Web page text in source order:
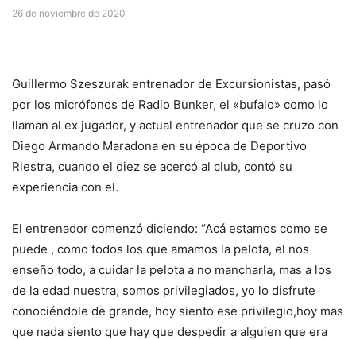
26 de noviembre de 2020
Guillermo Szeszurak entrenador de Excursionistas, pasó
por los micrófonos de Radio Bunker, el «bufalo» como lo
llaman al ex jugador, y actual entrenador que se cruzo con
Diego Armando Maradona en su época de Deportivo
Riestra, cuando el diez se acercó al club, contó su
experiencia con el.
El entrenador comenzó diciendo: “Acá estamos como se
puede , como todos los que amamos la pelota, el nos
enseño todo, a cuidar la pelota a no mancharla, mas a los
de la edad nuestra, somos privilegiados, yo lo disfrute
conociéndole de grande, hoy siento ese privilegio,hoy mas
que nada siento que hay que despedir a alguien que era